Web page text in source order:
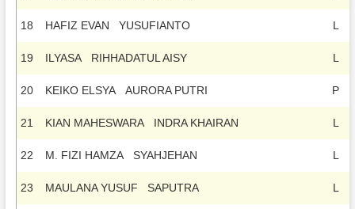
18 HAFIZ EVAN YUSUFIANTO L
19 ILYASA RIHHADATUL AISY L
20 KEIKO ELSYA AURORA PUTRI P
21 KIAN MAHESWARA INDRA KHAIRAN L
22 M. FIZI HAMZA SYAHJEHAN L
23 MAULANA YUSUF SAPUTRA L